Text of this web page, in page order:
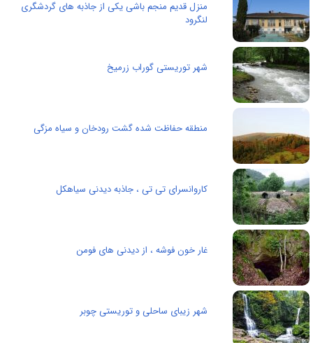
منزل قدیم منجم باشی یکی از جاذبه های گردشگری
لنگرود
شهر توریستی گوراب زرمیخ
منطقه حفاظت شده گشت رودخان و سیاه مزگی
کاروانسرای تی تی ، جاذبه دیدنی سیاهکل
غار خون فوشه ، از دیدنی های فومن
شهر زیبای ساحلی و توریستی چوبر